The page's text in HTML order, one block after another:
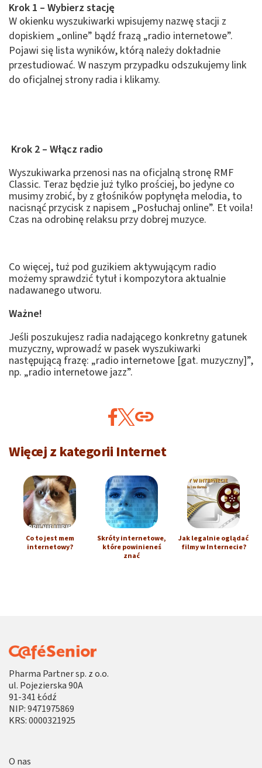
Krok 1 – Wybierz stację
W okienku wyszukiwarki wpisujemy nazwę stacji z
dopiskiem „online” bądź frazą „radio internetowe”.
Pojawi się lista wyników, którą należy dokładnie
przestudiować. W naszym przypadku odszukujemy link
do oficjalnej strony radia i klikamy.
Krok 2 – Włącz radio
Wyszukiwarka przenosi nas na oficjalną stronę RMF
Classic. Teraz będzie już tylko prościej, bo jedyne co
musimy zrobić, by z głośników popłynęła melodia, to
nacisnąć przycisk z napisem „Posłuchaj online”. Et voila!
Czas na odrobinę relaksu przy dobrej muzyce.
Co więcej, tuż pod guzikiem aktywującym radio
możemy sprawdzić tytuł i kompozytora aktualnie
nadawanego utworu.
Ważne!
Jeśli poszukujesz radia nadającego konkretny gatunek
muzyczny, wprowadź w pasek wyszukiwarki
następującą frazę: „radio internetowe [gat. muzyczny]”,
np. „radio internetowe jazz”.
Więcej z kategorii Internet
Co to jest mem
internetowy?
Skróty internetowe,
które powinieneś
znać
Jak legalnie oglądać
filmy w Internecie?
Pharma Partner sp. z o.o.
ul. Pojezierska 90A
91-341 Łódź
NIP: 9471975869
KRS: 0000321925
O nas